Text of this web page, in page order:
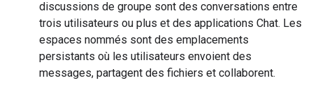
discussions de groupe sont des conversations entre
trois utilisateurs ou plus et des applications Chat. Les
espaces nommés sont des emplacements
persistants où les utilisateurs envoient des
messages, partagent des fichiers et collaborent.